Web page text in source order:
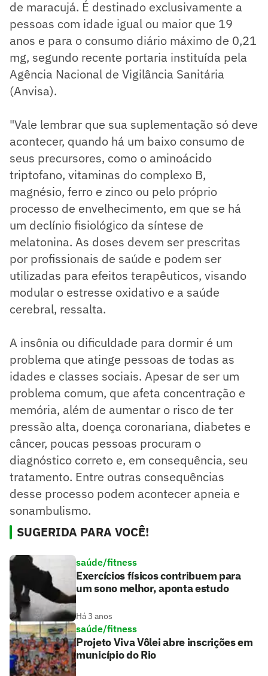
de maracujá. É destinado exclusivamente a
pessoas com idade igual ou maior que 19
anos e para o consumo diário máximo de 0,21
mg, segundo recente portaria instituída pela
Agência Nacional de Vigilância Sanitária
(Anvisa).
"Vale lembrar que sua suplementação só deve
acontecer, quando há um baixo consumo de
seus precursores, como o aminoácido
triptofano, vitaminas do complexo B,
magnésio, ferro e zinco ou pelo próprio
processo de envelhecimento, em que se há
um declínio fisiológico da síntese de
melatonina. As doses devem ser prescritas
por profissionais de saúde e podem ser
utilizadas para efeitos terapêuticos, visando
modular o estresse oxidativo e a saúde
cerebral, ressalta.
A insônia ou dificuldade para dormir é um
problema que atinge pessoas de todas as
idades e classes sociais. Apesar de ser um
problema comum, que afeta concentração e
memória, além de aumentar o risco de ter
pressão alta, doença coronariana, diabetes e
câncer, poucas pessoas procuram o
diagnóstico correto e, em consequência, seu
tratamento. Entre outras consequências
desse processo podem acontecer apneia e
sonambulismo.
SUGERIDA PARA VOCÊ!
saúde/fitness
Exercícios físicos contribuem para
um sono melhor, aponta estudo
Há 3 anos
saúde/fitness
Projeto Viva Vôlei abre inscrições em
município do Rio